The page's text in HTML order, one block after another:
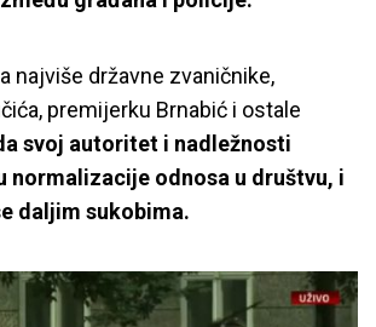
najviše državne zvaničnike,
premijerku Brnabić i ostale
svoj autoritet i nadležnosti
normalizacije odnosa u društvu, i
daljim sukobima.